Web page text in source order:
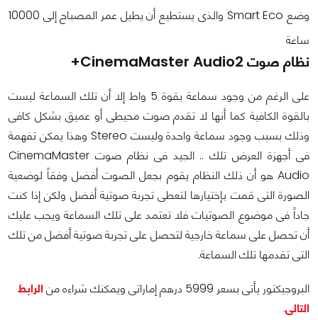
وضع Smart Eco والذى يستطيع أن يطيل عمر المصباح إلى 10000
ساعة
نظام صوت CinemaMaster Audio2+
على الرغم من وجود سماعة بقوة 5 واط إلا أن تلك السماعة ليست
بالقوة الكافية كما أنها لا تقدم صوت محيطى أو عميق بشكل كافى
وذلك بسبب وجود سماعة واحدة وليست Stereo وهذا يمكن تفهمة
فى أجهزة العرض تلك .. الجيد فى نظام صوت CinemaMaster
Audio هو أن ذلك النظام يقوم بجعل الصوت أفضل وفقاً لوضعية
الصورة التى قمت بإختيارها لتعطى تجربة صوتية أفضل ولكن إذا كنت
جاداً فى موضوع الصوتيات فلا تعتمد على تلك السماعة ويجب عليك
أن تحصل على سماعة خارجية لتحصل على تجربة صوتية أفضل من تلك
التى تقدمها تلك السماعة.
البروجيكتور يأتى بسعر 5999 درهم إماراتى ويمكنك شراءه من
الرابط
التالى.